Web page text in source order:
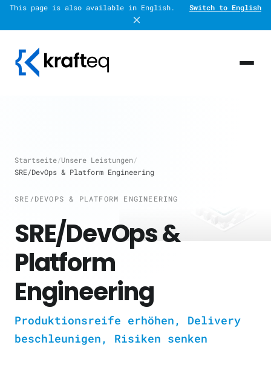
This page is also available in English. Switch to English
Startseite/Unsere Leistungen/
SRE/DevOps & Platform Engineering
SRE/DEVOPS & PLATFORM ENGINEERING
SRE/DevOps &
Platform
Engineering
Produktionsreife erhöhen, Delivery
beschleunigen, Risiken senken